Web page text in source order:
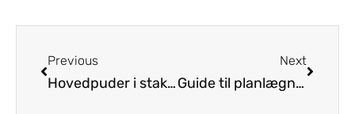
Previous
Hovedpuder i stakkevis – sådan finder du det bedste match
Next
Guide til planlægning af et afslappende weekendophold med spa